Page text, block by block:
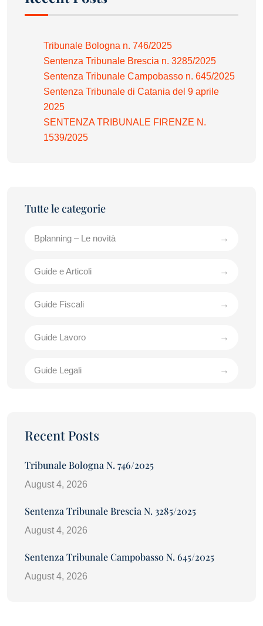
Tribunale Bologna n. 746/2025
Sentenza Tribunale Brescia n. 3285/2025
Sentenza Tribunale Campobasso n. 645/2025
Sentenza Tribunale di Catania del 9 aprile
2025
SENTENZA TRIBUNALE FIRENZE N.
1539/2025
Bplanning – Le novità
Guide e Articoli
Guide Fiscali
Guide Lavoro
Guide Legali
Recent Posts
Tribunale Bologna N. 746/2025
August 4, 2026
Sentenza Tribunale Brescia N. 3285/2025
August 4, 2026
Sentenza Tribunale Campobasso N. 645/2025
August 4, 2026